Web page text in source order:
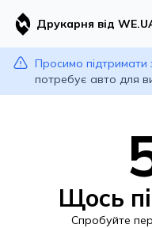
Друкарня від
Просимо підтримати
потребує авто для
Щось
Спробуйте